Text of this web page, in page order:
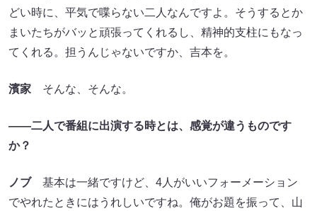
どい時に、平気で喋らない二人なんですよ。そうするとか
まいたちがバッと頑張ってくれるし、精神的支柱にもなっ
てくれる。担うんじゃないですか、吉本を。
濱家 そんな、そんな。
――二人で番組に出演する時とは、感覚が違うものです
か？
ノブ基本は一緒ですけど、4人がいいフォーメーション
でやれたときにはうれしいですね。俺がお題を振って、山